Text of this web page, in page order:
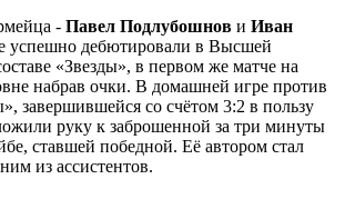
- Павел Подлубошнов и Иван
успешно дебютировали в Высшей
«Звезды», в первом же матче на
набрав очки. В домашней игре против
завершившейся со счётом 3:2 в пользу
руку к заброшенной за три минуты
ставшей победной. Её автором стал
из ассистентов.